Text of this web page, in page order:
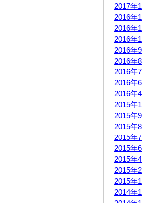
2017年1
2016年
2016年
2016年
2016年9
2016年8
2016年7
2016年6
2016年4
2015年
2015年9
2015年8
2015年7
2015年6
2015年4
2015年2
2015年1
2014年